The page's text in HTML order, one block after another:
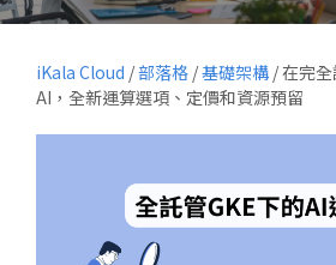
iKala Cloud /部落格 /基礎架構 /在完
AI，全新運算選項、定價和資源預留